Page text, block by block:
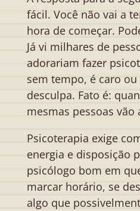
fácil. Você não vai a
hora de começar.
Já vi milhares de
adorariam fazer
sem tempo, é caro
desculpa. Fato é:
mesmas pessoas
Psicoterapia exige
energia e disposição
psicólogo bom em
marcar horário, se
algo que